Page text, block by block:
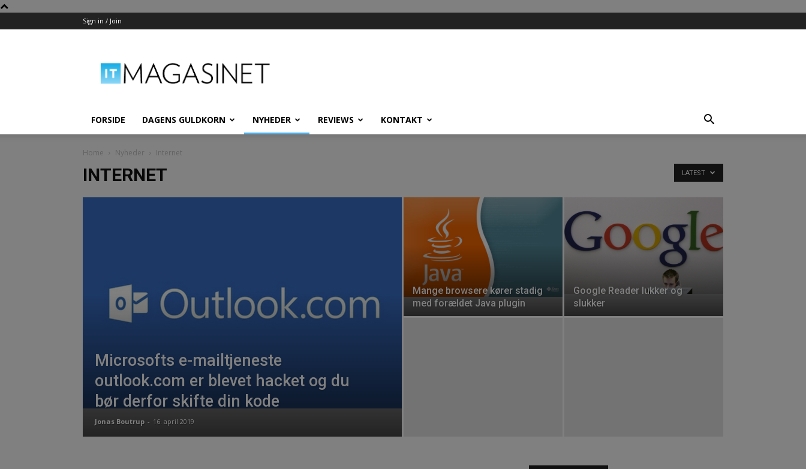
Sign in / Join
Magasinet
FORSIDE DAGENS GULDKORN NYHEDER REVIEWS KONTAKT
Home Nyheder Internet
INTERNET LATEST
Microsofts e-mailtjeneste
outlook.com er blevet hacket og du
bør derfor skifte din kode
Jonas Boutrup - 16. april 2019
Mange browsere kører stadig
med forældet Java plugin
Google Reader lukker og
slukker